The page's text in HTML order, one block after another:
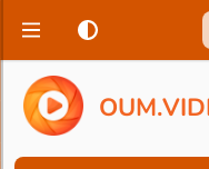
OUM.VID